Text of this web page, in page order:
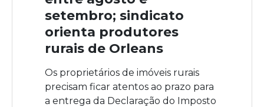
setembro; sindicato
orienta produtores
rurais de Orleans
Os proprietários de imóveis rurais
precisam ficar atentos ao prazo para
a entrega da Declaração do Imposto